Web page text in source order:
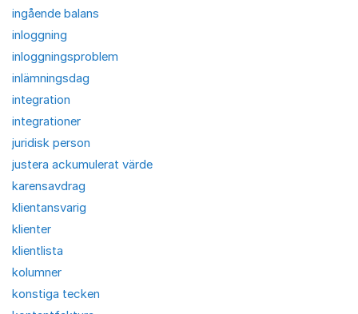
ingående balans
inloggning
inloggningsproblem
inlämningsdag
integration
integrationer
juridisk person
justera ackumulerat värde
karensavdrag
klientansvarig
klienter
klientlista
kolumner
konstiga tecken